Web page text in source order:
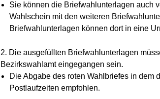
Sie können die Briefwahlunterlagen auch
Wahlschein mit den weiteren
Briefwahlunterlagen können dort in eine
2. Die ausgefüllten Briefwahlunterlagen
Bezirkswahlamt eingegangen sein.
Die Abgabe des roten Wahlbriefes in dem
Postlaufzeiten empfohlen.